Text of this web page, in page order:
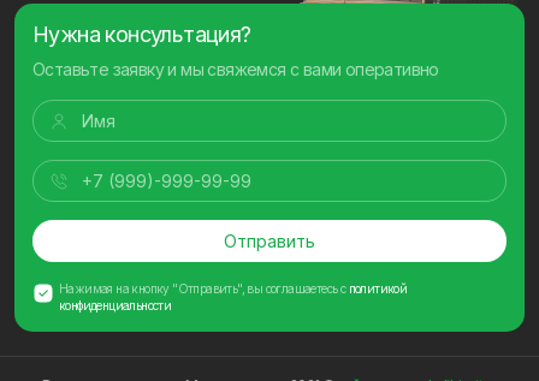
Нужна консультация?
Оставьте заявку и мы свяжемся с вами оперативно
Отправить
Нажимая на кнопку "Отправить", вы соглашаетесь с политикой
конфиденциальности